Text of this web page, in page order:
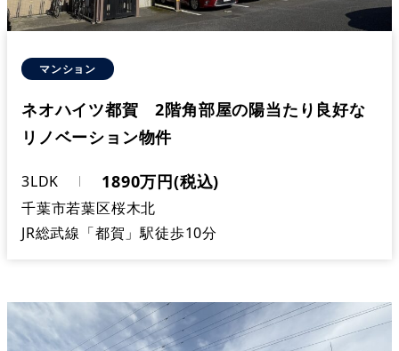
マンション
ネオハイツ都賀 2階角部屋の陽当たり良好な
リノベーション物件
3LDK 1890万円(税込)
千葉市若葉区桜木北
JR総武線「都賀」駅徒歩10分